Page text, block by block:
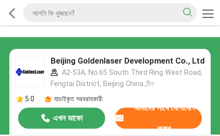
Beijing Goldenlaser Development Co., Ltd
A2-53A, No.65 South Third Ring West Road,
Fengtai District, Beijing China.,চীন
5.0
যাচাইকৃত সরবরাহকারী
এখন ডাকো
আমাদের সাথে যোগাযোগ
করুন